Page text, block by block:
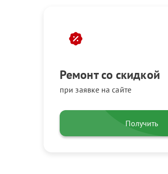
Ремонт со скидкой
при заявке на сайте
Получить